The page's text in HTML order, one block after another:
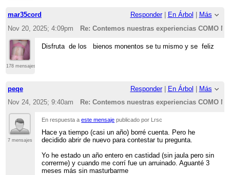
mar35cord Responder| En Árbol | Más
Nov 20, 2025; 4:09pm
Re: Contemos nuestras experiencias COMO
178 mensajes
Disfruta de los bienos monentos se tu mismo y se feliz
peqe Responder| En Árbol | Más
Nov 24, 2025; 9:40am
Re: Contemos nuestras experiencias COMO
7 mensajes
En respuesta aeste mensaje publicado por Lrsc
Hace ya tiempo (casi un año) borré cuenta. Pero he
decidido abrir de nuevo para contestar tu pregunta.
Yo he estado un año entero en castidad (sin jaula pero sin
correrme) y cuando me corrí fue un arruinado. Aguanté 3
meses más sin masturbarme